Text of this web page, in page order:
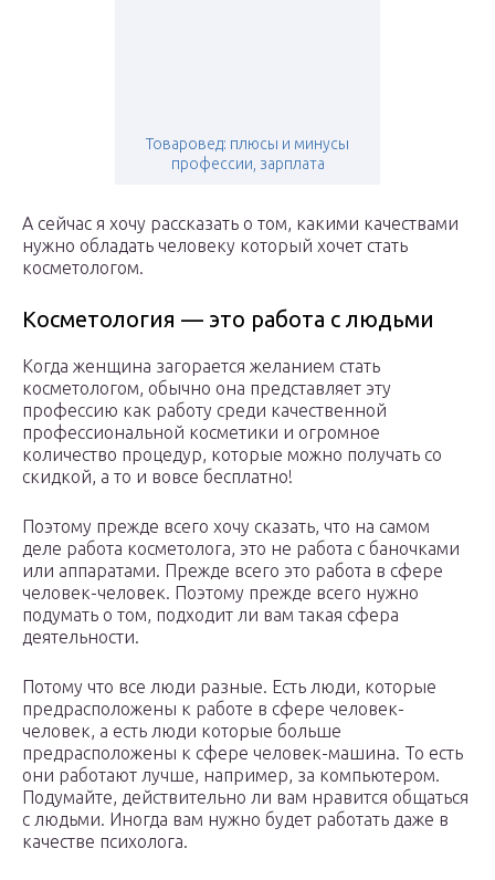
Товаровед: плюсы и минусы
профессии, зарплата
А сейчас я хочу рассказать о том, какими качествами
нужно обладать человеку который хочет стать
косметологом.
Косметология — это работа с людьми
Когда женщина загорается желанием стать
косметологом, обычно она представляет эту
профессию как работу среди качественной
профессиональной косметики и огромное
количество процедур, которые можно получать со
скидкой, а то и вовсе бесплатно!
Поэтому прежде всего хочу сказать, что на самом
деле работа косметолога, это не работа с баночками
или аппаратами. Прежде всего это работа в сфере
человек-человек. Поэтому прежде всего нужно
подумать о том, подходит ли вам такая сфера
деятельности.
Потому что все люди разные. Есть люди, которые
предрасположены к работе в сфере человек-
человек, а есть люди которые больше
предрасположены к сфере человек-машина. То есть
они работают лучше, например, за компьютером.
Подумайте, действительно ли вам нравится общаться
с людьми. Иногда вам нужно будет работать даже в
качестве психолога.